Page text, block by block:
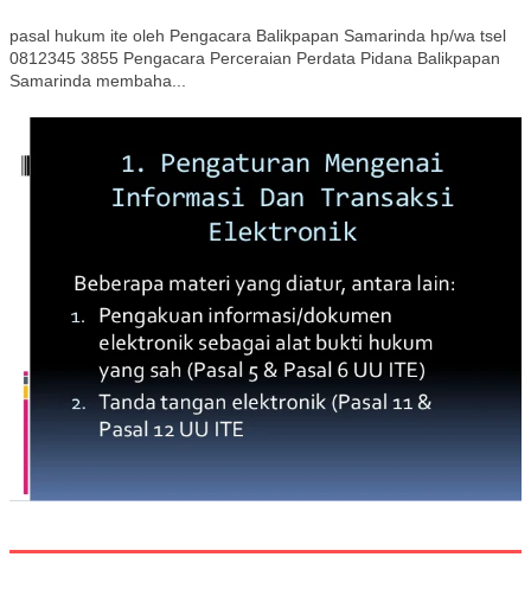
pasal hukum ite oleh Pengacara Balikpapan Samarinda hp/wa tsel
0812345 3855 Pengacara Perceraian Perdata Pidana Balikpapan
Samarinda membaha...